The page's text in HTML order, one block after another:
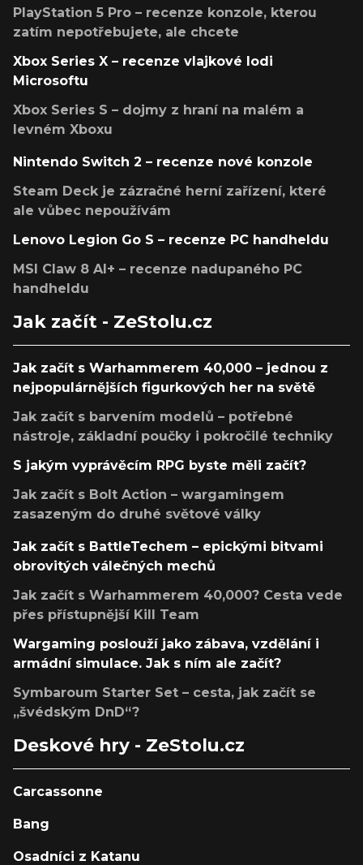
PlayStation 5 Pro – recenze konzole, kterou
zatím nepotřebujete, ale chcete
Xbox Series X – recenze vlajkové lodi
Microsoftu
Xbox Series S – dojmy z hraní na malém a
levném Xboxu
Nintendo Switch 2 – recenze nové konzole
Steam Deck je zázračné herní zařízení, které
ale vůbec nepoužívám
Lenovo Legion Go S – recenze PC handheldu
MSI Claw 8 AI+ – recenze nadupaného PC
handheldu
Jak začít - ZeStolu.cz
Jak začít s Warhammerem 40,000 – jednou z
nejpopulárnějších figurkových her na světě
Jak začít s barvením modelů – potřebné
nástroje, základní poučky i pokročilé techniky
S jakým vyprávěcím RPG byste měli začít?
Jak začít s Bolt Action – wargamingem
zasazeným do druhé světové války
Jak začít s BattleTechem – epickými bitvami
obrovitých válečných mechů
Jak začít s Warhammerem 40,000? Cesta vede
přes přístupnější Kill Team
Wargaming poslouží jako zábava, vzdělání i
armádní simulace. Jak s ním ale začít?
Symbaroum Starter Set – cesta, jak začít se
„švédským DnD“?
Deskové hry - ZeStolu.cz
Carcassonne
Bang
Osadníci z Katanu